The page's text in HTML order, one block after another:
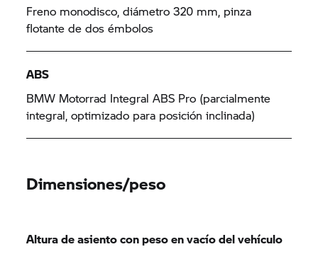
Freno monodisco, diámetro 320 mm, pinza
flotante de dos émbolos
ABS
BMW Motorrad Integral ABS Pro (parcialmente
integral, optimizado para posición inclinada)
Dimensiones/peso
Altura de asiento con peso en vacío del vehículo